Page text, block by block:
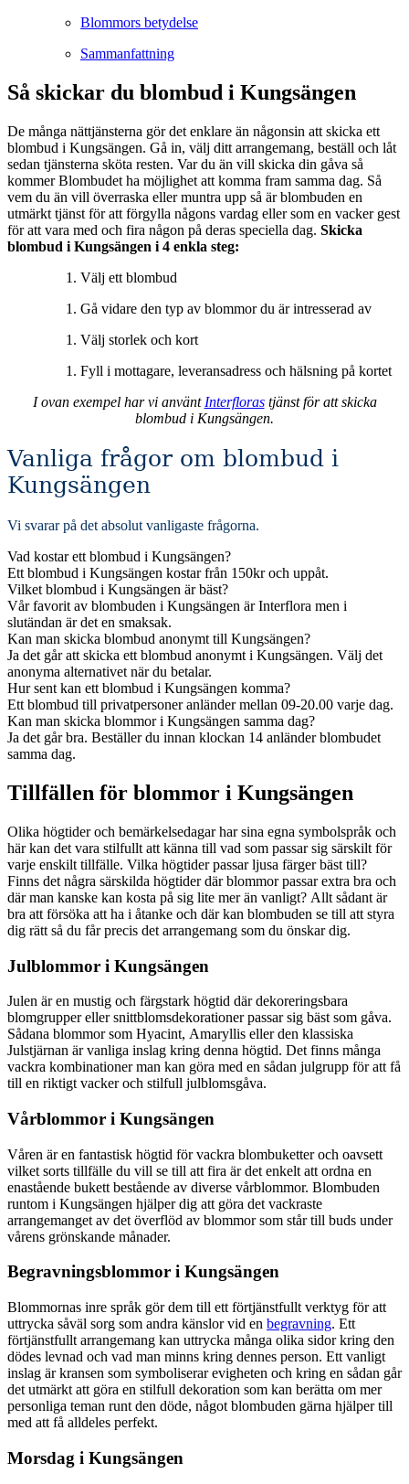
Blommors betydelse
Sammanfattning
Så skickar du blombud i Kungsängen
De många nättjänsterna gör det enklare än någonsin att skicka ett
blombud i Kungsängen. Gå in, välj ditt arrangemang, beställ och låt
sedan tjänsterna sköta resten. Var du än vill skicka din gåva så
kommer Blombudet ha möjlighet att komma fram samma dag. Så
vem du än vill överraska eller muntra upp så är blombuden en
utmärkt tjänst för att förgylla någons vardag eller som en vacker gest
för att vara med och fira någon på deras speciella dag. Skicka
blombud i Kungsängen i 4 enkla steg:
Välj ett blombud
Gå vidare den typ av blommor du är intresserad av
Välj storlek och kort
Fyll i mottagare, leveransadress och hälsning på kortet
I ovan exempel har vi använt Interflorastjänst för att skicka
blombud i Kungsängen.
Vanliga frågor om blombud i
Kungsängen
Vi svarar på det absolut vanligaste frågorna.
Vad kostar ett blombud i Kungsängen?
Ett blombud i Kungsängen kostar från 150kr och uppåt.
Vilket blombud i Kungsängen är bäst?
Vår favorit av blombuden i Kungsängen är Interflora men i
slutändan är det en smaksak.
Kan man skicka blombud anonymt till Kungsängen?
Ja det går att skicka ett blombud anonymt i Kungsängen. Välj det
anonyma alternativet när du betalar.
Hur sent kan ett blombud i Kungsängen komma?
Ett blombud till privatpersoner anländer mellan 09-20.00 varje dag.
Kan man skicka blommor i Kungsängen samma dag?
Ja det går bra. Beställer du innan klockan 14 anländer blombudet
samma dag.
Tillfällen för blommor i Kungsängen
Olika högtider och bemärkelsedagar har sina egna symbolspråk och
här kan det vara stilfullt att känna till vad som passar sig särskilt för
varje enskilt tillfälle. Vilka högtider passar ljusa färger bäst till?
Finns det några särskilda högtider där blommor passar extra bra och
där man kanske kan kosta på sig lite mer än vanligt? Allt sådant är
bra att försöka att ha i åtanke och där kan blombuden se till att styra
dig rätt så du får precis det arrangemang som du önskar dig.
Julblommor i Kungsängen
Julen är en mustig och färgstark högtid där dekoreringsbara
blomgrupper eller snittblomsdekorationer passar sig bäst som gåva.
Sådana blommor som Hyacint, Amaryllis eller den klassiska
Julstjärnan är vanliga inslag kring denna högtid. Det finns många
vackra kombinationer man kan göra med en sådan julgrupp för att få
till en riktigt vacker och stilfull julblomsgåva.
Vårblommor i Kungsängen
Våren är en fantastisk högtid för vackra blombuketter och oavsett
vilket sorts tillfälle du vill se till att fira är det enkelt att ordna en
enastående bukett bestående av diverse vårblommor. Blombuden
runtom i Kungsängen hjälper dig att göra det vackraste
arrangemanget av det överflöd av blommor som står till buds under
vårens grönskande månader.
Begravningsblommor i Kungsängen
Blommornas inre språk gör dem till ett förtjänstfullt verktyg för att
uttrycka såväl sorg som andra känslor vid en begravning. Ett
förtjänstfullt arrangemang kan uttrycka många olika sidor kring den
dödes levnad och vad man minns kring dennes person. Ett vanligt
inslag är kransen som symboliserar evigheten och kring en sådan går
det utmärkt att göra en stilfull dekoration som kan berätta om mer
personliga teman runt den döde, något blombuden gärna hjälper till
med att få alldeles perfekt.
Morsdag i Kungsängen